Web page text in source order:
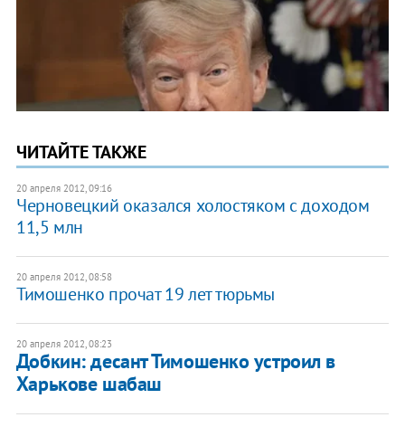
ЧИТАЙТЕ ТАКЖЕ
20 апреля 2012, 09:16
Черновецкий оказался холостяком с доходом
11,5 млн
20 апреля 2012, 08:58
Тимошенко прочат 19 лет тюрьмы
20 апреля 2012, 08:23
Добкин: десант Тимошенко устроил в
Харькове шабаш